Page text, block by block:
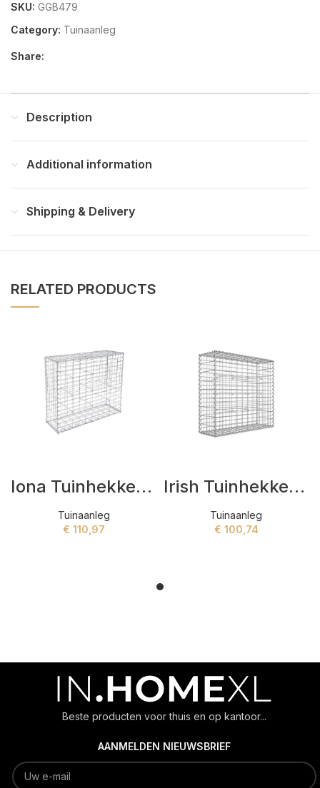
SKU: GGB479
Category: Tuinaanleg
Share:
Description
Additional information
Shipping & Delivery
RELATED PRODUCTS
Iona Tuinhekken Zilver
Tuinaanleg
€ 110,97
Irish Tuinhekken Zilver
Tuinaanleg
€ 100,74
Beste producten voor thuis en op kantoor...
AANMELDEN NIEUWSBRIEF